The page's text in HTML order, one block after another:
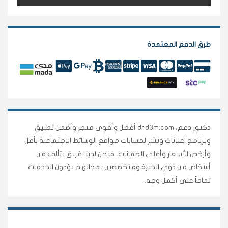
طرق الدفع المعتمدة
دكتور دعم، drd3m.com أفضل وأقوى متجر وأضمن تطبيق
وبرنامج اعلانات ونشر لحسابات مواقع الوسائط الاجتماعية بأقل
وأرخص الأسعار وأعلى الضمانات، فنحن لدينا فريق يتألف من
أشخاص من ذوي الخبرة ومتخصصين بمجالهم يؤدون الخدمات
تماماً على أكمل وجه.